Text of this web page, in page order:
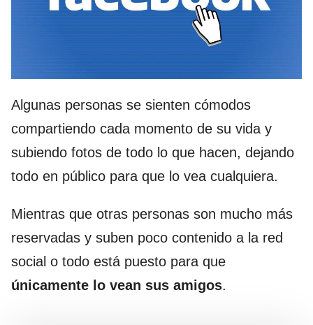
Algunas personas se sienten cómodos
compartiendo cada momento de su vida y
subiendo fotos de todo lo que hacen, dejando
todo en público para que lo vea cualquiera.
Mientras que otras personas son mucho más
reservadas y suben poco contenido a la red
social o todo está puesto para que
únicamente lo vean sus amigos.